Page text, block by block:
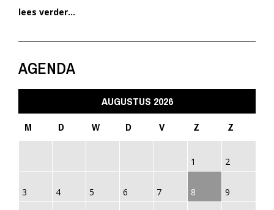
lees verder...
AGENDA
AUGUSTUS 2026
M
D W D V Z Z
1 2
3 4 5 6 7 8 9